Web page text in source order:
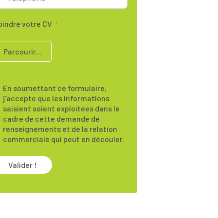
votre CV
Parcourir...
En soumettant ce formulaire,
j'accepte que les informations
saisient soient exploitées dans le
cadre de cette demande de
renseignements et de la relation
commerciale qui peut en découler.
Valider !